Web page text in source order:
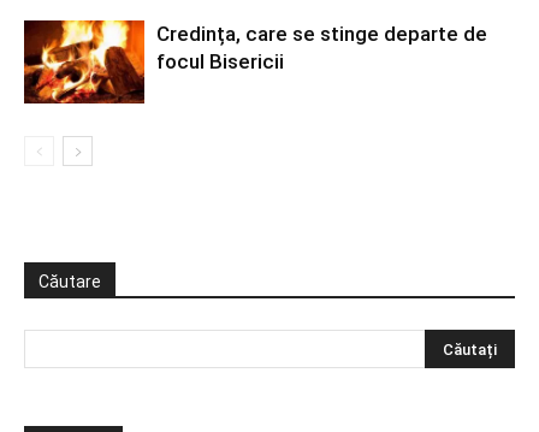
Credința, care se stinge departe de
focul Bisericii
Căutare